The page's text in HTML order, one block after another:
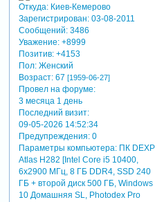
Откуда:Киев-Кемерово
Зарегистрирован: 03-08-2011
Сообщений:3486
Уважение: +8999
Позитив: +4153
Пол:Женский
Возраст:67 [1959-06-27]
Провел на форуме:
3 месяца 1 день
Последний визит:
09-05-2026 14:52:34
Предупреждения:0
Параметры компьютера:ПК DEXP
Atlas H282 [Intel Core i5 10400,
6x2900 МГц, 8 ГБ DDR4, SSD 240
ГБ + второй диск 500 ГБ, Windows
10 Домашняя SL, Photodex Pro